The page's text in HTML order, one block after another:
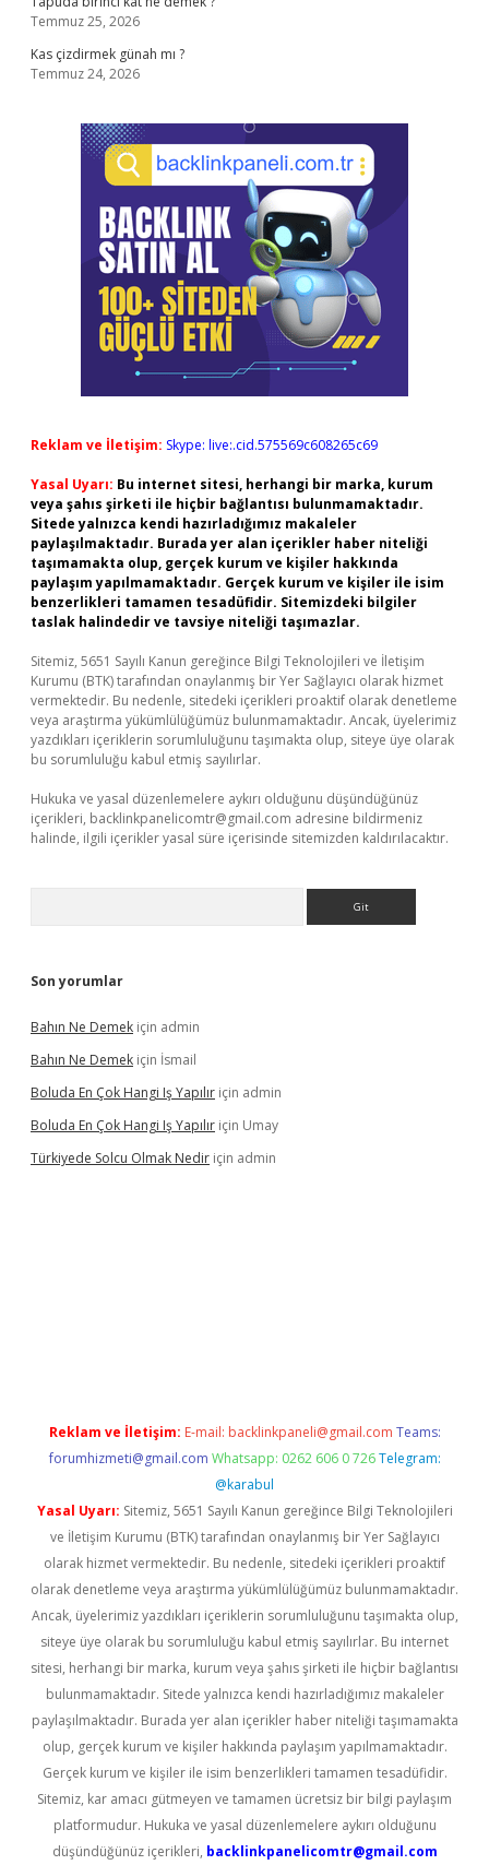
Temmuz 25, 2026
Kas çizdirmek günah mı ?
Temmuz 24, 2026
Reklam ve İletişim: Skype: live:.cid.575569c608265c69
Yasal Uyarı: Bu internet sitesi, herhangi bir marka, kurum
veya şahıs şirketi ile hiçbir bağlantısı bulunmamaktadır.
Sitede yalnızca kendi hazırladığımız makaleler
paylaşılmaktadır. Burada yer alan içerikler haber niteliği
taşımamakta olup, gerçek kurum ve kişiler hakkında
paylaşım yapılmamaktadır. Gerçek kurum ve kişiler ile isim
benzerlikleri tamamen tesadüfidir. Sitemizdeki bilgiler
taslak halindedir ve tavsiye niteliği taşımazlar.
Sitemiz, 5651 Sayılı Kanun gereğince Bilgi Teknolojileri ve İletişim
Kurumu (BTK) tarafından onaylanmış bir Yer Sağlayıcı olarak hizmet
vermektedir. Bu nedenle, sitedeki içerikleri proaktif olarak denetleme
veya araştırma yükümlülüğümüz bulunmamaktadır. Ancak, üyelerimiz
yazdıkları içeriklerin sorumluluğunu taşımakta olup, siteye üye olarak
bu sorumluluğu kabul etmiş sayılırlar.
Hukuka ve yasal düzenlemelere aykırı olduğunu düşündüğünüz
içerikleri, backlinkpanelicomtr@gmail.com adresine bildirmeniz
halinde, ilgili içerikler yasal süre içerisinde sitemizden kaldırılacaktır.
Son yorumlar
Bahın Ne Demek için admin
Bahın Ne Demek için İsmail
Boluda En Çok Hangi Iş Yapılır için admin
Boluda En Çok Hangi Iş Yapılır için Umay
Türkiyede Solcu Olmak Nedir için admin
Reklam ve İletişim: E-mail: backlinkpaneli@gmail.com Teams:
forumhizmeti@gmail.com Whatsapp: 0262 606 0 726 Telegram:
@karabul
Yasal Uyarı: Sitemiz, 5651 Sayılı Kanun gereğince Bilgi Teknolojileri
ve İletişim Kurumu (BTK) tarafından onaylanmış bir Yer Sağlayıcı
olarak hizmet vermektedir. Bu nedenle, sitedeki içerikleri proaktif
olarak denetleme veya araştırma yükümlülüğümüz bulunmamaktadır.
Ancak, üyelerimiz yazdıkları içeriklerin sorumluluğunu taşımakta olup,
siteye üye olarak bu sorumluluğu kabul etmiş sayılırlar. Bu internet
sitesi, herhangi bir marka, kurum veya şahıs şirketi ile hiçbir bağlantısı
bulunmamaktadır. Sitede yalnızca kendi hazırladığımız makaleler
paylaşılmaktadır. Burada yer alan içerikler haber niteliği taşımamakta
olup, gerçek kurum ve kişiler hakkında paylaşım yapılmamaktadır.
Gerçek kurum ve kişiler ile isim benzerlikleri tamamen tesadüfidir.
Sitemiz, kar amacı gütmeyen ve tamamen ücretsiz bir bilgi paylaşım
platformudur. Hukuka ve yasal düzenlemelere aykırı olduğunu
düşündüğünüz içerikleri, backlinkpanelicomtr@gmail.com